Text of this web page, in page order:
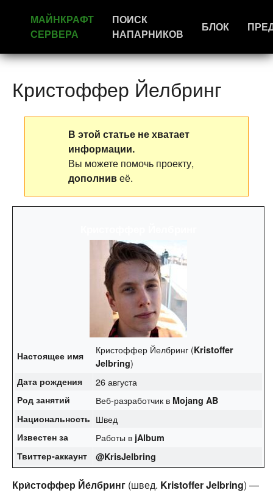
МАЙНКРАФТ
СЕРВЕРА
ПОИСК
НАПАРНИКОВ
БЛОК
Кристоффер Йелбринг
В этой статье не хватает
информации.
Вы можете помочь проекту,
дополнивеё.
Настоящее имя Кристоффер Йелбринг (Kristoffer
Jelbring)
Дата рождения 26 августа
Род занятий Веб-разработчик в Mojang AB
Национальность Швед
Известен за Работы в jAlbum
Твиттер-аккаунт
@KrisJelbring
Кри́стоффер Йе́лбринг (швед. Kristoffer Jelbring) —